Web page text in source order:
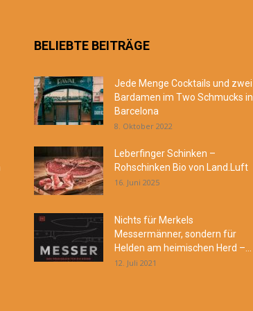
BELIEBTE BEITRÄGE
Jede Menge Cocktails und zwei
Bardamen im Two Schmucks in
Barcelona
8. Oktober 2022
Leberfinger Schinken –
Rohschinken Bio von Land.Luft
16. Juni 2025
Nichts für Merkels
Messermänner, sondern für
Helden am heimischen Herd –...
12. Juli 2021